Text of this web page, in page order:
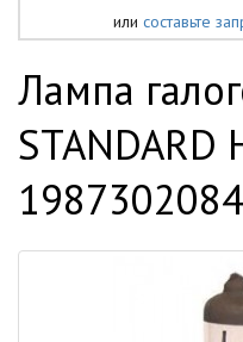
или составьте
Лампа
STANDARD
1987302084